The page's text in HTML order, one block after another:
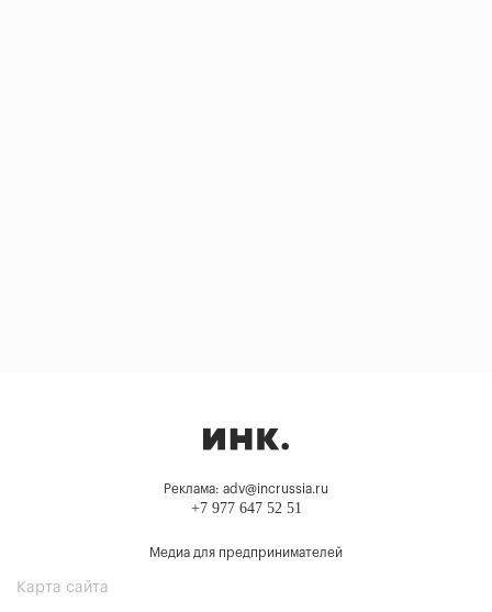
Реклама: adv@incrussia.ru
+7 977 647 52 51
Медиа для предпринимателей
Карта сайта